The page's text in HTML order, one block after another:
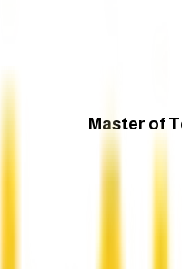
Master of